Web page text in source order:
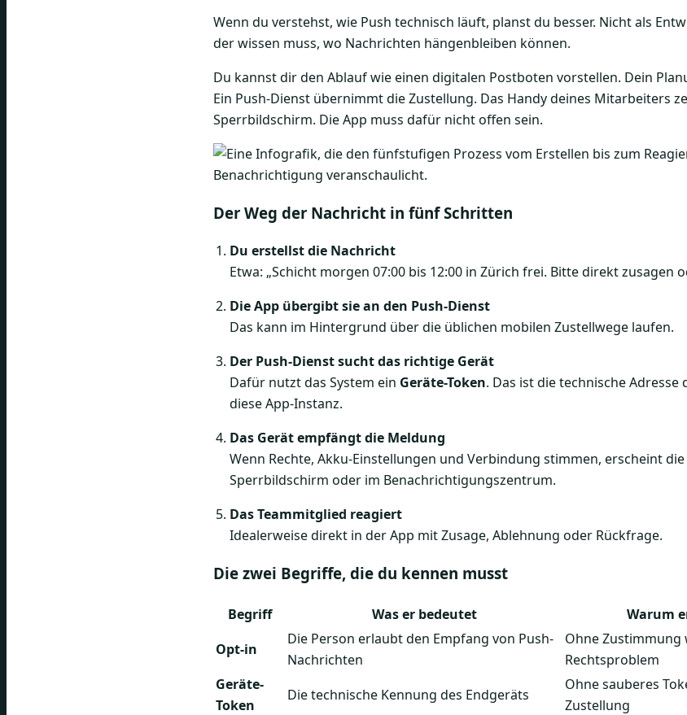
Wenn du verstehst, wie Push technisch läuft, planst du besser. Nicht als
der wissen muss, wo Nachrichten hängenbleiben können.
Du kannst dir den Ablauf wie einen digitalen Postboten vorstellen. Dein
Ein Push-Dienst übernimmt die Zustellung. Das Handy deines Mitarbeiters
Sperrbildschirm. Die App muss dafür nicht offen sein.
Der Weg der Nachricht in fünf Schritten
Du erstellst die Nachricht
Etwa: „Schicht morgen 07:00 bis 12:00 in Zürich frei. Bitte direkt zusagen
Die App übergibt sie an den Push-Dienst
Das kann im Hintergrund über die üblichen mobilen Zustellwege laufen.
Der Push-Dienst sucht das richtige Gerät
Dafür nutzt das System ein Geräte-Token. Das ist die technische
diese App-Instanz.
Das Gerät empfängt die Meldung
Wenn Rechte, Akku-Einstellungen und Verbindung stimmen, erscheint
Sperrbildschirm oder im Benachrichtigungszentrum.
Das Teammitglied reagiert
Idealerweise direkt in der App mit Zusage, Ablehnung oder Rückfrage.
Die zwei Begriffe, die du kennen musst
Begriff Was er bedeutet
Warum
Opt-in
Die Person erlaubt den Empfang von Push-
Nachrichten
Ohne Zustimmung
Rechtsproblem
Geräte-
Token
Die technische Kennung des Endgeräts
Ohne sauberes
Zustellung